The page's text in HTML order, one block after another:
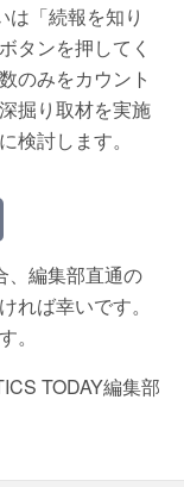
「続報を知り
タンを押してく
のみをカウント
掘り取材を実施
検討します。
、編集部直通の
れば幸いです。
。
TODAY編集部